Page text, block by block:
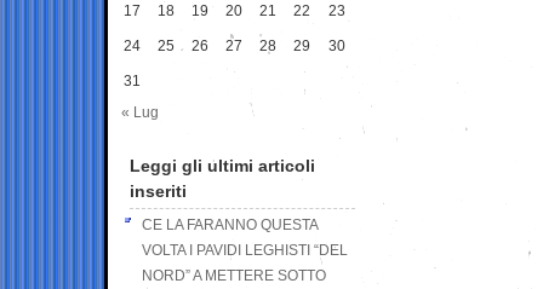
17 18 19 20 21 22 23
24 25 26 27 28 29 30
31
« Lug
Leggi gli ultimi articoli
inseriti
CE LA FARANNO QUESTA
VOLTA I PAVIDI LEGHISTI “DEL
NORD” A METTERE SOTTO